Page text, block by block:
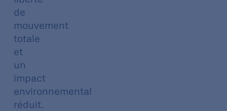
de
mouvement
totale
et
un
impact
environnemental
réduit.